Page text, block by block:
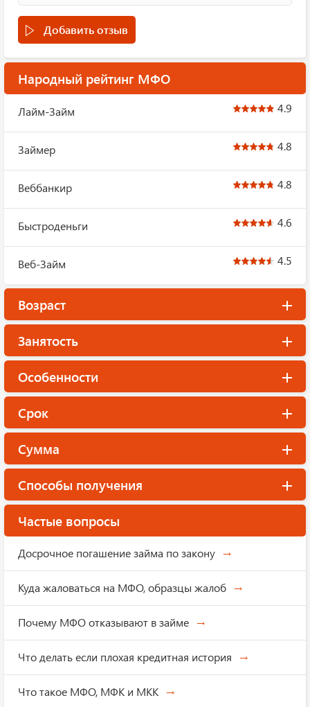
Добавить отзыв
Народный рейтинг МФО
Лайм-Займ 4.9
Займер 4.8
Веббанкир 4.8
Быстроденьги 4.6
Веб-Займ 4.5
Возраст
Занятость
Особенности
Срок
Сумма
Способы получения
Частые вопросы
Досрочное погашение займа по закону
Куда жаловаться на МФО, образцы жалоб
Почему МФО отказывают в займе
Что делать если плохая кредитная история
Что такое МФО, МФК и МКК